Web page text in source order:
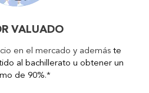
VALUADO
en el mercado y además te
al bachillerato u obtener un
de 90%.*